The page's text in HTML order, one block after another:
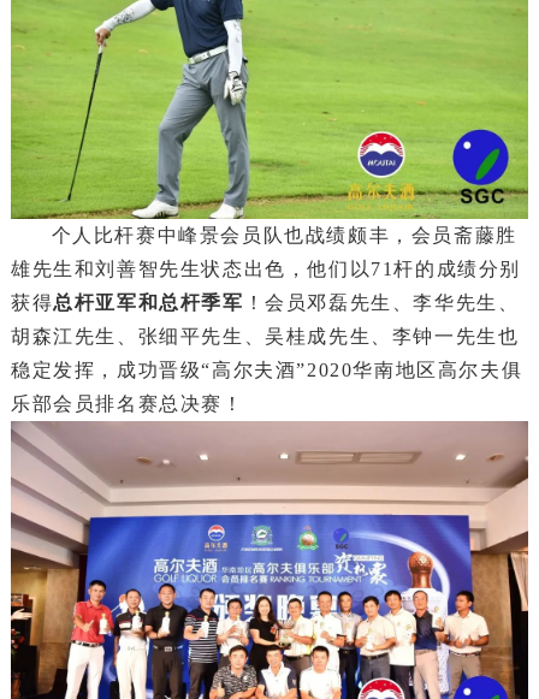
个人比杆赛中峰景会员队也战绩颇丰，会员斋藤胜
雄先生和刘善智先生状态出色，他们以71杆的成绩分别
获得总杆亚军和总杆季军 ！会员邓磊先生、李华先生、
胡森江先生、张细平先生、吴桂成先生、李钟一先生也
稳定发挥，成功晋级“高尔夫酒”2020华南地区高尔夫俱
乐部会员排名赛总决赛！